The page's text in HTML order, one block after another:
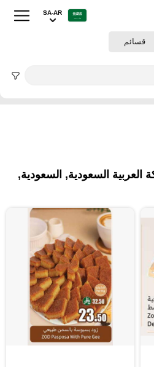
قسائم
SA-AR
السعودية, السعودية,